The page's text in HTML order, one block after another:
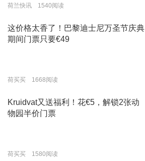
荷兰快讯 1540阅读
这价格太香了！巴黎迪士尼万圣节庆典
期间门票只要€49
荷买买 1668阅读
Kruidvat又送福利！花€5，解锁2张动
物园半价门票
荷买买 1580阅读